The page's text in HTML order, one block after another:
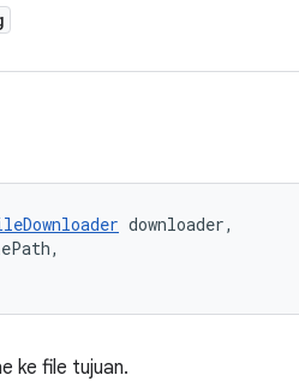
downloader,
ke file tujuan.